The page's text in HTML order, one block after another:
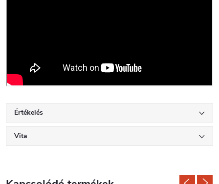
Értékelés
Vita